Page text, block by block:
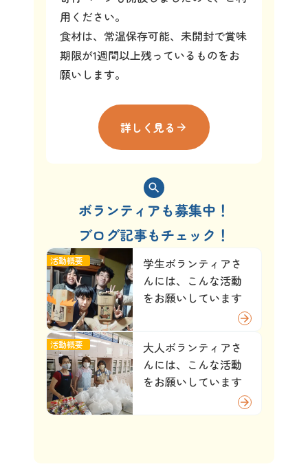
用ください。
食材は、常温保存可能、未開封で賞味
期限が1週間以上残っているものをお
願いします。
詳しく見る arrow_forward
search
ボランティアも募集中！
ブログ記事もチェック！
学生ボランティアさ
んには、こんな活動
をお願いしています
arrow_forward
活動概要
大人ボランティアさ
んには、こんな活動
をお願いしています
arrow_forward
活動概要